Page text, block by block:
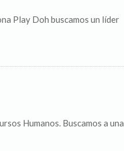
Play Doh buscamos un líder
Humanos. Buscamos a una